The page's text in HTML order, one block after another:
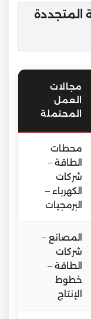
مجالات
العمل
المحتملة
محطات
الطاقة –
شركات
الكهرباء –
البرمجيات
المصانع –
شركات
الطاقة –
خطوط
الإنتاج